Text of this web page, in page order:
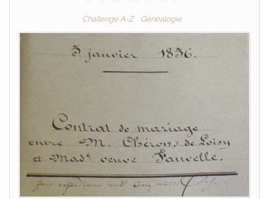
Challenge A-Z Généalogie